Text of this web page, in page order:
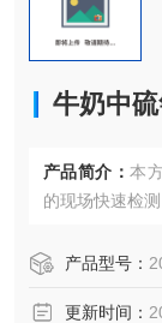
牛奶中
产品简介： 本
的现场快速检测
产品型号：
更新时间：